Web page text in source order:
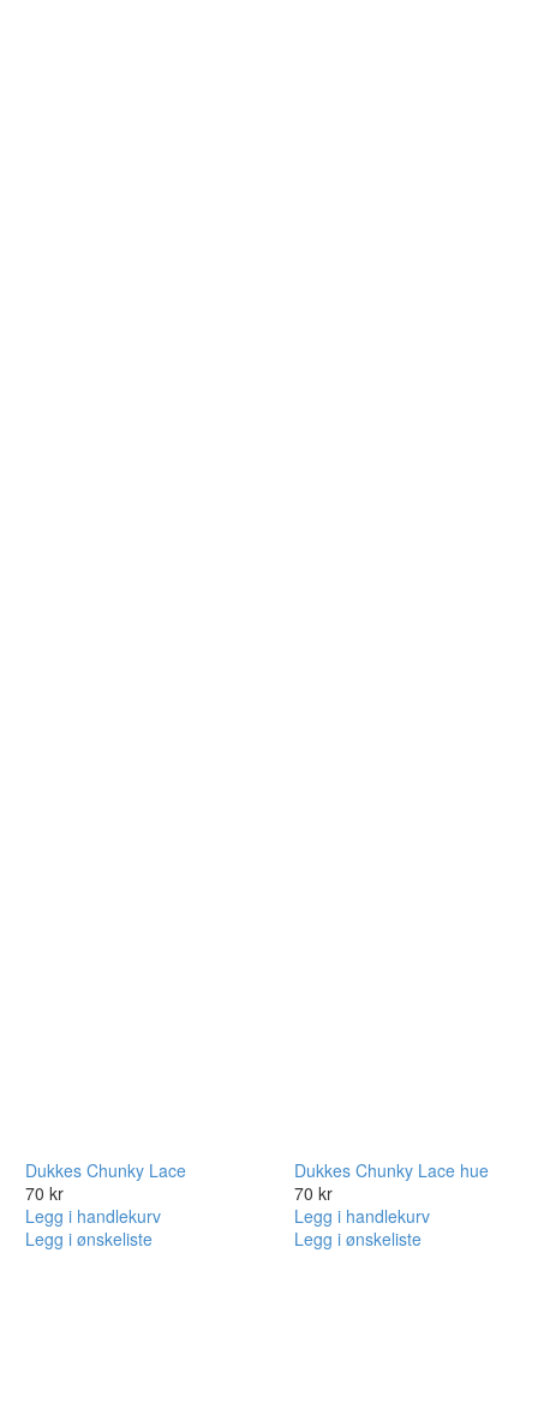
Dukkes Chunky Lace
70 kr
Legg i handlekurv
Legg i ønskeliste
Dukkes Chunky Lace hue
70 kr
Legg i handlekurv
Legg i ønskeliste